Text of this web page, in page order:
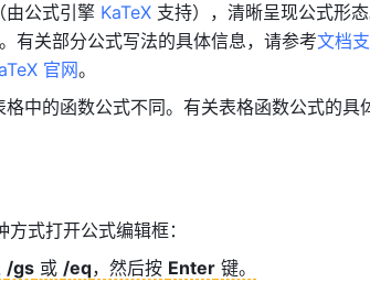
由公式引擎 KaTeX 支持），清晰呈现公式形
有关部分公式写法的具体信息，请参考文档
官网。
中的函数公式不同。有关表格函数公式的具
式打开公式编辑框：
/gs 或 /eq，然后按 Enter 键。